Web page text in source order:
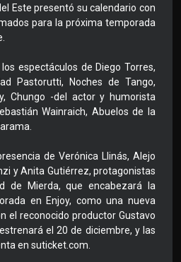
Este presentó su calendario con
para la próxima temporada
espectáculos de Diego Torres,
Pastorutti, Noches de Tango,
Chungo -del actor y humorista
Wainraich, Abuelos de la
de Verónica Llinás, Alejo
y Anita Gutiérrez, protagonistas
de Mierda, que encabezará la
en Enjoy, como una nueva
el reconocido productor Gustavo
el 20 de diciembre, y las
en suticket.com.